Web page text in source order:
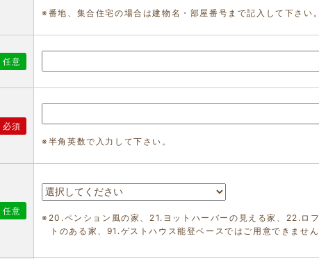
※番地、集合住宅の場合は建物名・部屋番号まで記入して下さい。
任意
必須
※半角英数で入力して下さい。
任意
※20.ペンション風の家、21.ヨットハーバーの見える家、22.ロフ
トのある家、91.ゲストハウス能登ベースではご用意できません